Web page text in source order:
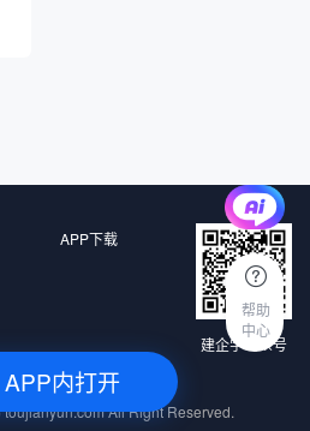
APP内打开
APP下载
建企学公众号
息科技有限公司 版权所有
toujianyun.comAll Right Reserved.
帮助
中心